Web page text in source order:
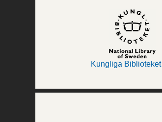
Kungliga Biblioteket